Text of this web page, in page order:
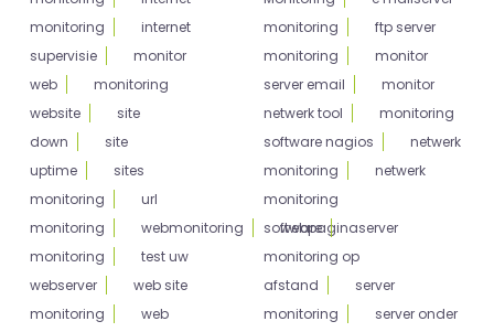
monitoring
internet
supervisie
monitor
web
monitoring
website
site
down
site
uptime
sites
monitoring
url
monitoring
webmonitoring
webpagina
monitoring
test uw
webserver
web site
monitoring
web
monitoring
ftp server
monitoring
monitor
server email
monitor
netwerk tool
monitoring
software nagios
netwerk
monitoring
netwerk
monitoring
software
server
monitoring op
afstand
server
monitoring
server onder